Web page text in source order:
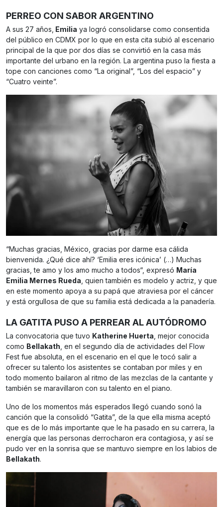
PERREO CON SABOR ARGENTINO
A sus 27 años, Emilia ya logró consolidarse como consentida
del público en CDMX por lo que en esta cita subió al escenario
principal de la que por dos días se convirtió en la casa más
importante del urbano en la región. La argentina puso la fiesta a
tope con canciones como “La original”, “Los del espacio” y
“Cuatro veinte”.
“Muchas gracias, México, gracias por darme esa cálida
bienvenida. ¿Qué dice ahí? ‘Emilia eres icónica’ (…) Muchas
gracias, te amo y los amo mucho a todos“, expresó María
Emilia Mernes Rueda, quien también es modelo y actriz, y que
en este momento apoya a su papá que atraviesa por el cáncer
y está orgullosa de que su familia está dedicada a la panadería.
LA GATITA PUSO A PERREAR AL AUTÓDROMO
La convocatoria que tuvo Katherine Huerta, mejor conocida
como Bellakath, en el segundo día de actividades del Flow
Fest fue absoluta, en el escenario en el que le tocó salir a
ofrecer su talento los asistentes se contaban por miles y en
todo momento bailaron al ritmo de las mezclas de la cantante y
también se maravillaron con su talento en el piano.
Uno de los momentos más esperados llegó cuando sonó la
canción que la consolidó “Gatita”, de la que ella misma aceptó
que es de lo más importante que le ha pasado en su carrera, la
energía que las personas derrocharon era contagiosa, y así se
pudo ver en la sonrisa que se mantuvo siempre en los labios de
Bellakath.